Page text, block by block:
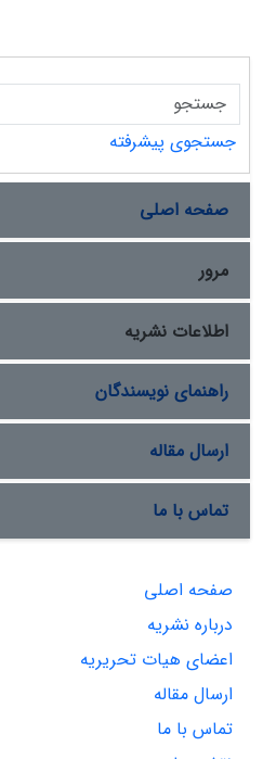
جستجوی پیشرفته
صفحه اصلی
مرور
اطلاعات نشریه
راهنمای نویسندگان
ارسال مقاله
تماس با ما
صفحه اصلی
درباره نشریه
اعضای هیات تحریریه
ارسال مقاله
تماس با ما